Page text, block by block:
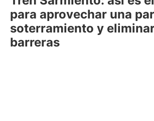
para aprovechar una
soterramiento y
barreras